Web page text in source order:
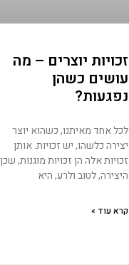
זכויות יוצרים – מה
עושים כשהן
נפגעות?
לכל אחד מאיתנו, כשהוא יוצר
יצירה כלשהו, יש זכויות. אותן
זכויות אלה הן זכויות מוגנות, שכן
היצירה, לטוב ולרע, היא
קרא עוד »